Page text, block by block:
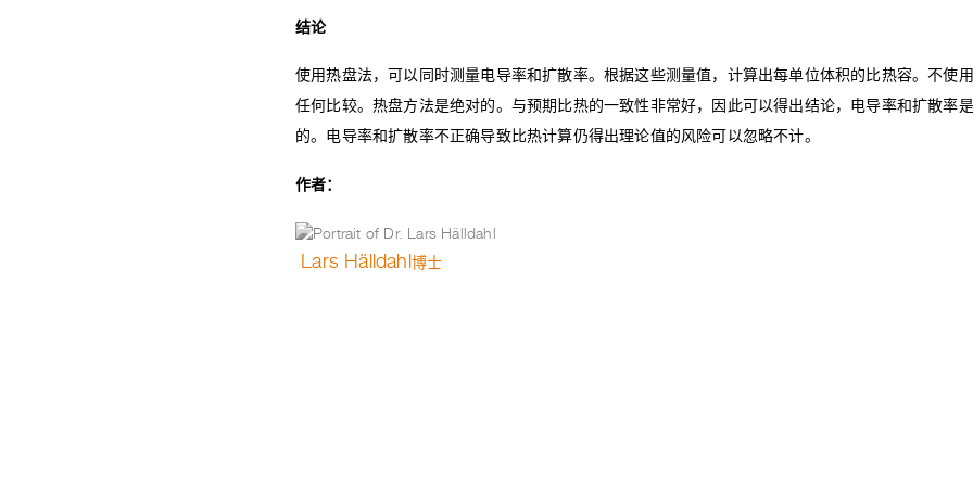
结论
使用热盘法，可以同时测量电导率和扩散率。根据这些测量值，计算出每单位体积的比热容。不使
任何比较。热盘方法是绝对的。与预期比热的一致性非常好，因此可以得出结论，电导率和扩散率
的。电导率和扩散率不正确导致比热计算仍得出理论值的风险可以忽略不计。
作者：
Lars Hälldahl 博士